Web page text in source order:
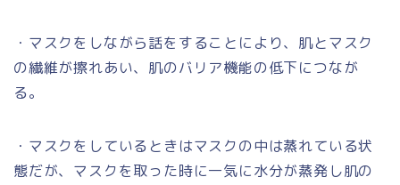
・マスクをしながら話をすることにより、肌とマスク
の繊維が擦れあい、肌のバリア機能の低下につなが
る。
・マスクをしているときはマスクの中は蒸れている状
態だが、マスクを取った時に一気に水分が蒸発し肌の